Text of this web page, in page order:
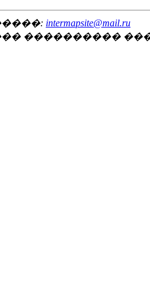
intermapsite@mail.ru
����������